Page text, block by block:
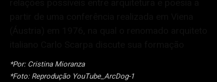
*Por: Cristina Mioranza
*Foto: Reprodução YouTube_ArcDog-1